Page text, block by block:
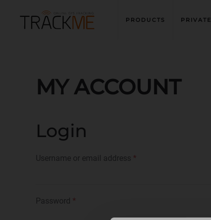
Skip to main content PRODUCTS PRIVATE
MY ACCOUNT
Login
Username or email address *
Password *